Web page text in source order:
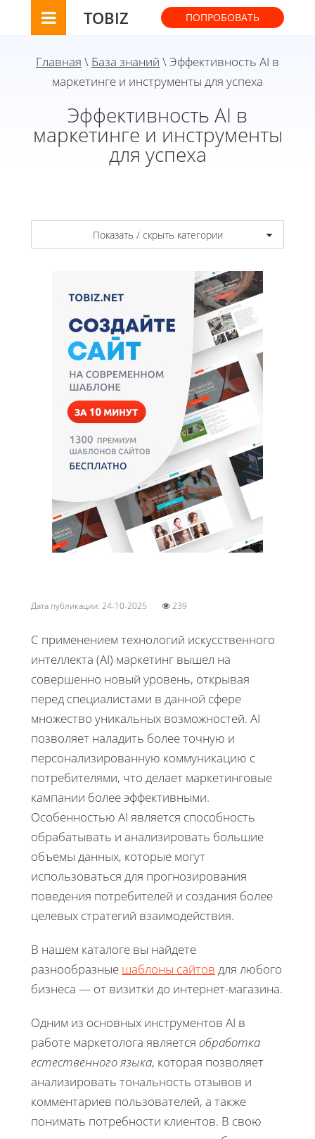
TOBIZ ПОПРОБОВАТЬ
Главная \ База знаний \ Эффективность AI в
маркетинге и инструменты для успеха
Эффективность AI в
маркетинге и инструменты
для успеха
Показать / скрыть категории
Дата публикации: 24-10-2025 239
С применением технологий искусственного
интеллекта (AI) маркетинг вышел на
совершенно новый уровень, открывая
перед специалистами в данной сфере
множество уникальных возможностей. AI
позволяет наладить более точную и
персонализированную коммуникацию с
потребителями, что делает маркетинговые
кампании более эффективными.
Особенностью AI является способность
обрабатывать и анализировать большие
объемы данных, которые могут
использоваться для прогнозирования
поведения потребителей и создания более
целевых стратегий взаимодействия.
В нашем каталоге вы найдете
разнообразные шаблоны сайтов для любого
бизнеса — от визитки до интернет-магазина.
Одним из основных инструментов AI в
работе маркетолога является обработка
естественного языка, которая позволяет
анализировать тональность отзывов и
комментариев пользователей, а также
понимать потребности клиентов. В свою